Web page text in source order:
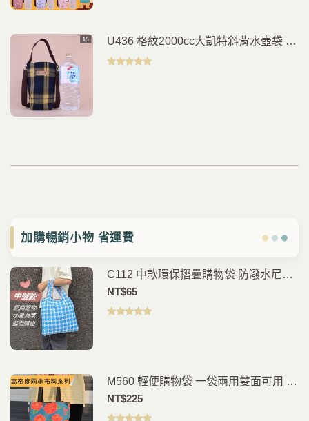
U436 格紋2000cc大凱特斜背水壺袋 手
提水壺袋 運動水瓶袋 保溫瓶提袋 健身
加購暢銷小物 省運費
C112 中款環保摺疊購物袋 防潑水尼龍
購物袋 可折疊手提袋 買菜袋 外出收納
NT$65
M560 輕便購物袋 一袋兩用雙面可用 環
保手提袋 買菜提袋 折疊收納袋 外出購
NT$225